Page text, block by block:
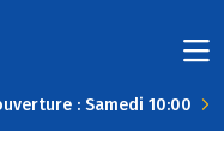
: Samedi 10:00